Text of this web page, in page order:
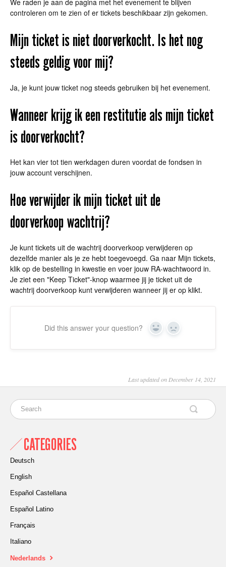
We raden je aan de pagina met het evenement te blijven
controleren om te zien of er tickets beschikbaar zijn gekomen.
Mijn ticket is niet doorverkocht. Is het nog
steeds geldig voor mij?
Ja, je kunt jouw ticket nog steeds gebruiken bij het evenement.
Wanneer krijg ik een restitutie als mijn ticket
is doorverkocht?
Het kan vier tot tien werkdagen duren voordat de fondsen in
jouw account verschijnen.
Hoe verwijder ik mijn ticket uit de
doorverkoop wachtrij?
Je kunt tickets uit de wachtrij doorverkoop verwijderen op
dezelfde manier als je ze hebt toegevoegd. Ga naar Mijn tickets,
klik op de bestelling in kwestie en voer jouw RA-wachtwoord in.
Je ziet een "Keep Ticket"-knop waarmee jij je ticket uit de
wachtrij doorverkoop kunt verwijderen wanneer jij er op klikt.
Did this answer your question? Yes No
Last updated on December 14, 2021
CATEGORIES
Deutsch
English
Español Castellana
Español Latino
Français
Italiano
Nederlands